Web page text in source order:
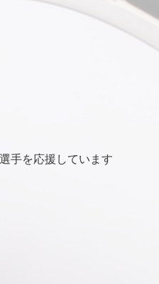
手を応援しています